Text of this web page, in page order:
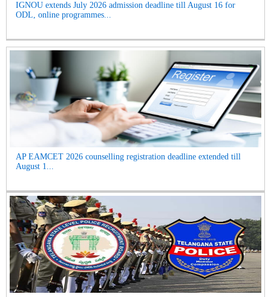
IGNOU extends July 2026 admission deadline till August 16 for
ODL, online programmes...
AP EAMCET 2026 counselling registration deadline extended till
August 1...